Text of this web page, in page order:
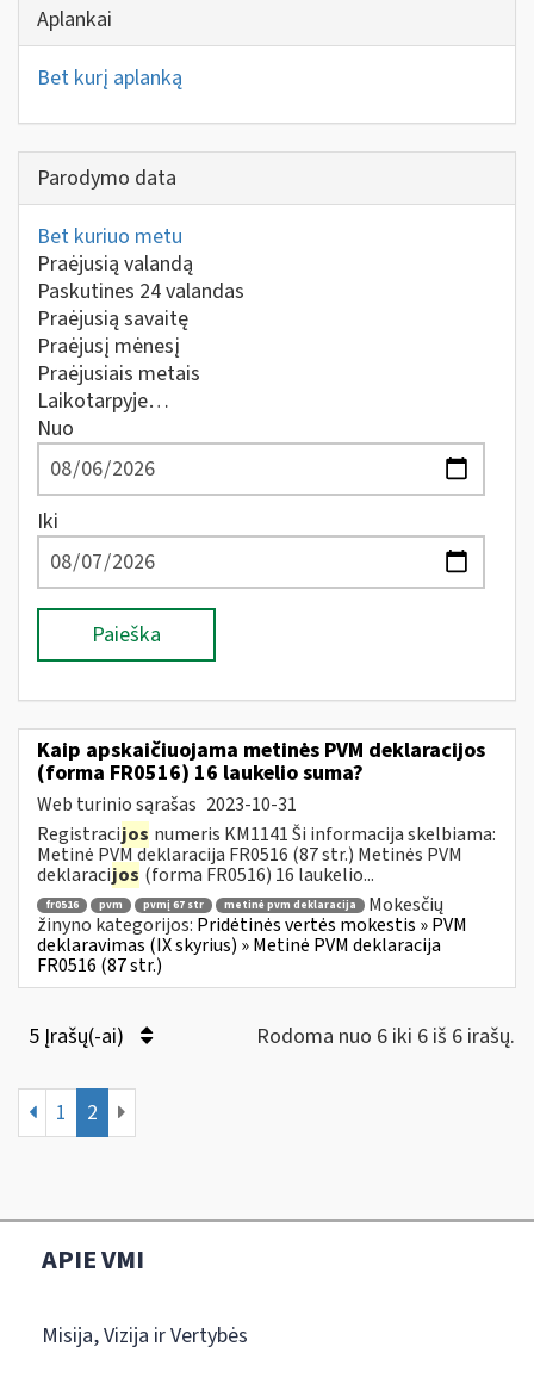
Aplankai
Bet kurį aplanką
Parodymo data
Bet kuriuo metu
Praėjusią valandą
Paskutines 24 valandas
Praėjusią savaitę
Praėjusį mėnesį
Praėjusiais metais
Laikotarpyje…
Nuo
Iki
Paieška
Kaip apskaičiuojama metinės PVM deklaracijos
(forma FR0516) 16 laukelio suma?
Web turinio sąrašas 2023-10-31
Registracijos numeris KM1141 Ši informacija skelbiama:
Metinė PVM deklaracija FR0516 (87 str.) Metinės PVM
deklaracijos (forma FR0516) 16 laukelio...
fr0516 pvm pvmį 67 str metinė pvm deklaracija
Mokesčių
žinyno kategorijos: Pridėtinės vertės mokestis » PVM
deklaravimas (IX skyrius) » Metinė PVM deklaracija
FR0516 (87 str.)
5 Įrašų(-ai) Rodoma nuo 6 iki 6 iš 6 irašų.
1 2
APIE VMI
Misija, Vizija ir Vertybės